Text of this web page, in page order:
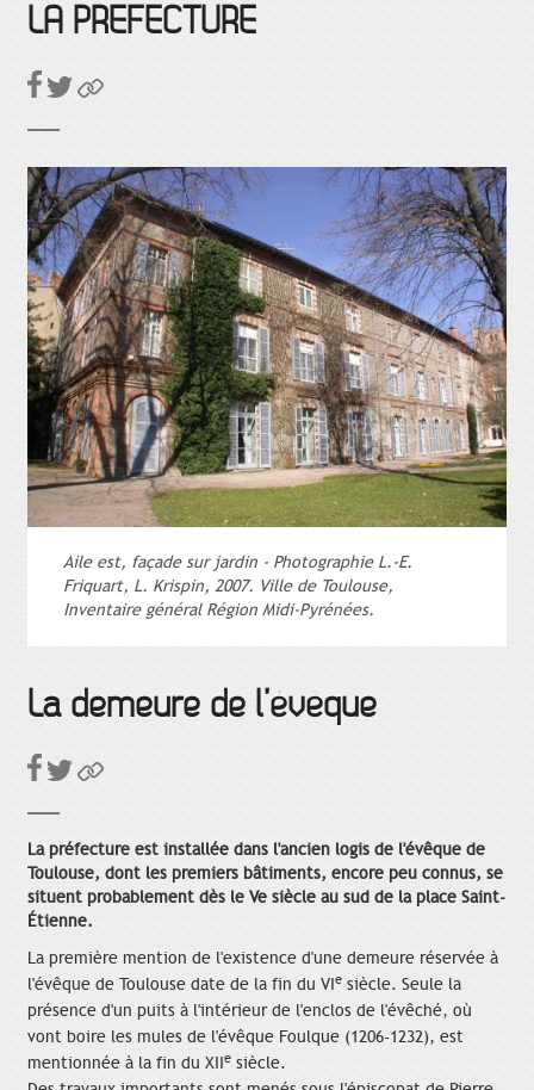
LA PREFECTURE
Aile est, façade sur jardin - Photographie L.-E.
Friquart, L. Krispin, 2007. Ville de Toulouse,
Inventaire général Région Midi-Pyrénées.
La demeure de l’évêque
La préfecture est installée dans l'ancien logis de l'évêque de
Toulouse, dont les premiers bâtiments, encore peu connus, se
situent probablement dès le Ve siècle au sud de la place Saint-
Étienne.
La première mention de l'existence d'une demeure réservée à
l'évêque de Toulouse date de la fin du VIe siècle. Seule la
présence d'un puits à l'intérieur de l'enclos de l'évêché, où
vont boire les mules de l'évêque Foulque (1206-1232), est
mentionnée à la fin du XIIe siècle.